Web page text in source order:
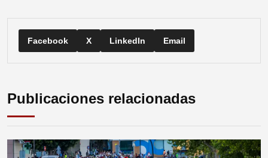
Facebook X LinkedIn Email
Publicaciones relacionadas